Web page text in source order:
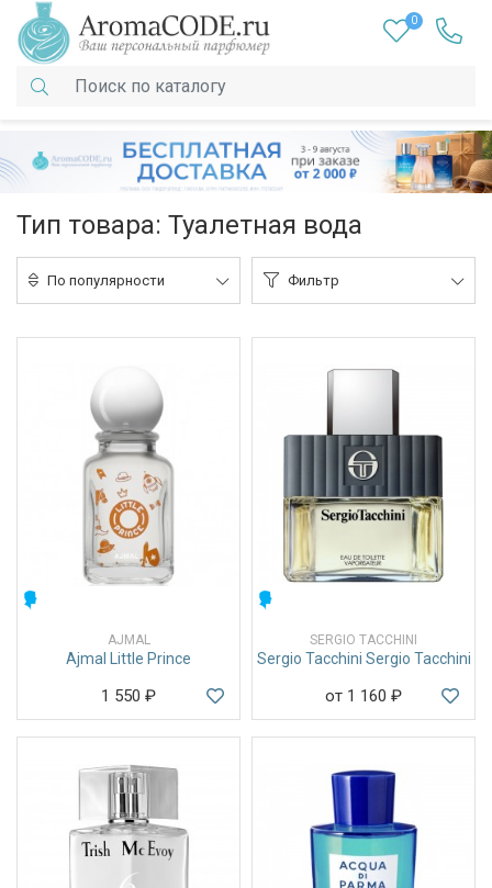
0
Тип товара: Туалетная вода
По популярности Фильтр
AJMAL
Ajmal Little Prince
1 550 ₽
SERGIO TACCHINI
Sergio Tacchini Sergio Tacchini
от 1 160 ₽